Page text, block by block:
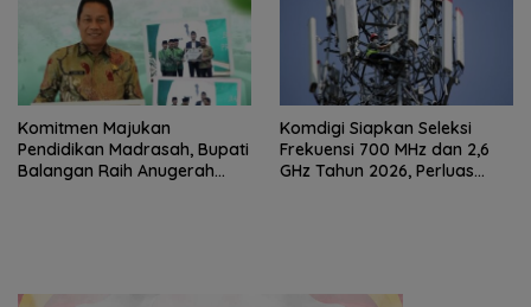
Komitmen Majukan
Pendidikan Madrasah, Bupati
Balangan Raih Anugerah
Komdigi Siapkan Seleksi
Frekuensi 700 MHz dan 2,6
GHz Tahun 2026, Perluas